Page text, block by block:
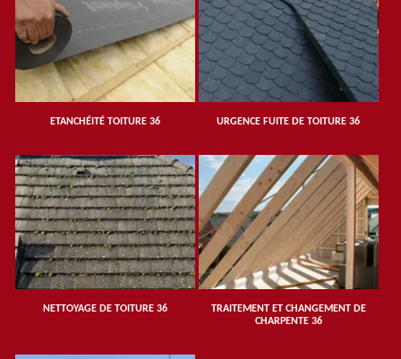
ETANCHÉITÉ TOITURE 36 URGENCE FUITE DE TOITURE 36
NETTOYAGE DE TOITURE 36
TRAITEMENT ET CHANGEMENT DE
CHARPENTE 36